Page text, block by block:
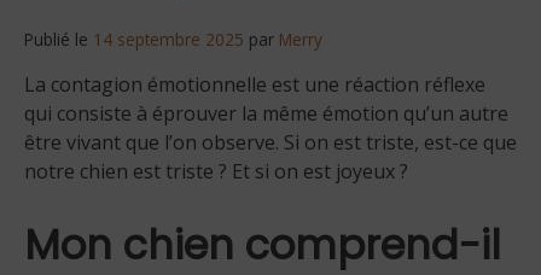
Publié le 14 septembre 2025 par Merry
La contagion émotionnelle est une réaction réflexe
qui consiste à éprouver la même émotion qu’un autre
être vivant que l’on observe. Si on est triste, est-ce que
notre chien est triste ? Et si on est joyeux ?
Mon chien comprend-il